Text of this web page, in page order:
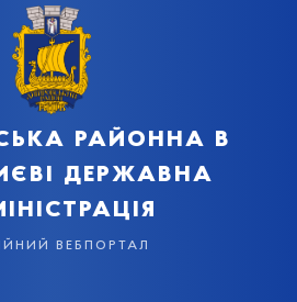
районна в
державна
вебпортал